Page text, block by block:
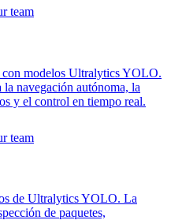
con modelos Ultralytics YOLO.
navegación autónoma, la
y el control en tiempo real.
de Ultralytics YOLO. La
de paquetes,